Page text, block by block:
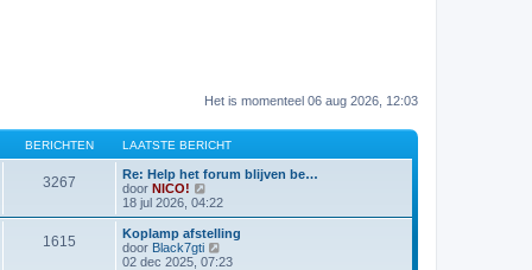
Het is momenteel 06 aug 2026, 12:03
BERICHTEN LAATSTE BERICHT
3267
Re: Help het forum blijven be…
door NICO!
e
k
i
j
k
18 jul 2026, 04:22
1615
Koplamp afstelling
door Black7gti
e
02 dec 2025, 07:23